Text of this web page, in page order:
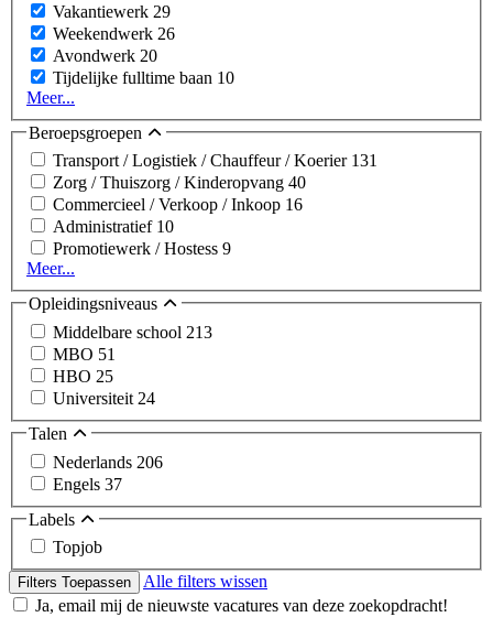
Vakantiewerk 29
Weekendwerk 26
Avondwerk 20
Tijdelijke fulltime baan 10
Meer...
Beroepsgroepen
Transport / Logistiek / Chauffeur / Koerier 131
Zorg / Thuiszorg / Kinderopvang 40
Commercieel / Verkoop / Inkoop 16
Administratief 10
Promotiewerk / Hostess 9
Meer...
Opleidingsniveaus
Middelbare school 213
MBO 51
HBO 25
Universiteit 24
Talen
Nederlands 206
Engels 37
Labels
Topjob
Filters Toepassen
Alle filters wissen
Ja, email mij de nieuwste vacatures van deze zoekopdracht!